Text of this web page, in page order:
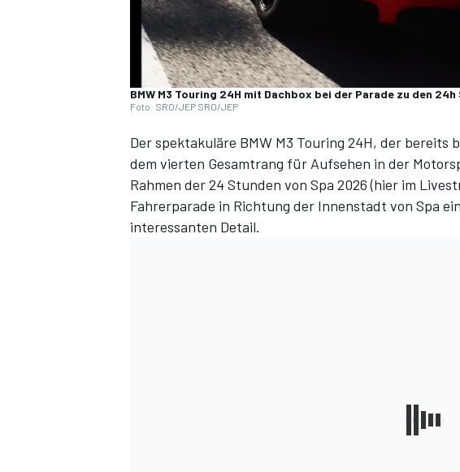
DTM
BMW M3 Touring 24H mit Dachbox bei der Parade zu den 24h
Foto: SRO/JEP SRO/JEP
Der spektakuläre BMW M3 Touring 24H, der
dem vierten Gesamtrang für Aufsehen in der
Rahmen der 24 Stunden von Spa 2026 (hier im
Fahrerparade in Richtung der Innenstadt von Spa
interessanten Detail.